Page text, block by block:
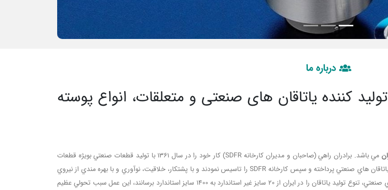
درباره ما
معرفی کارخانه یاتاقان سازی SDFR تولید کننده یاتاقان های صنعتی و متعلقات، انواع پوسته
مي باشد. برادران راهي (صاحبان و مديران کارخانه SDFR) کار خود را در سال 1361 با توليد قطعات صنعتي بويژه قطعات
و ماشين سازي شروع کردند. اين گروه در سال 1372 به توليد ياتاقان هاي صنعتي پرداخته و سپس کارخانه SDFR را تاسيس نمودند و با پشتکار، خلاقيت، نوآوري و با بهره مندي از نيروي
متخصص توانستند با مطالعات گسترده و تلاش براي به روز درآوردن ياتاقان هاي صنعتي، تنوع توليد ياتاقان را در ايران از 20 سايز غير استاندارد به 1400 سايز استاندارد برسانند، اين عمل سبب تحولي عظيم